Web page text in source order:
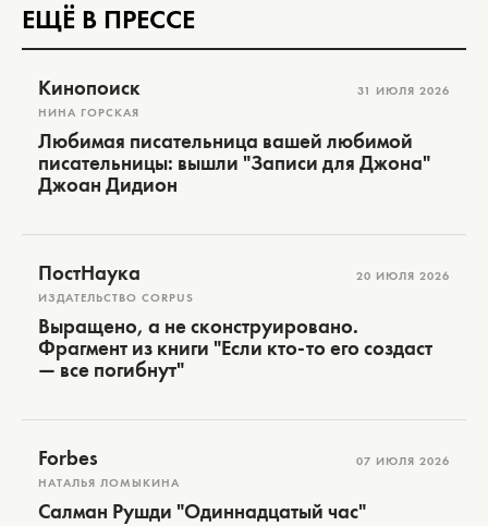
ЕЩЁ В ПРЕССЕ
Кинопоиск
НИНА ГОРСКАЯ
31 ИЮЛЯ 2026
Любимая писательница вашей любимой
писательницы: вышли "Записи для Джона"
Джоан Дидион
ПостНаука
ИЗДАТЕЛЬСТВО CORPUS
20 ИЮЛЯ 2026
Выращено, а не сконструировано.
Фрагмент из книги "Если кто-то его создаст
— все погибнут"
Forbes
НАТАЛЬЯ ЛОМЫКИНА
07 ИЮЛЯ 2026
Салман Рушди "Одиннадцатый час"